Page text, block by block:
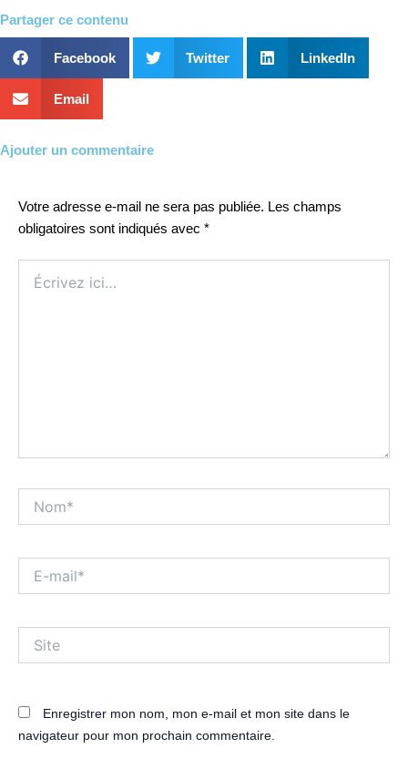
Partager ce contenu
Facebook Twitter LinkedIn
Email
Ajouter un commentaire
Votre adresse e-mail ne sera pas publiée. Les champs
obligatoires sont indiqués avec *
ici…
mail*
Enregistrer mon nom, mon e-mail et mon site dans le
navigateur pour mon prochain commentaire.